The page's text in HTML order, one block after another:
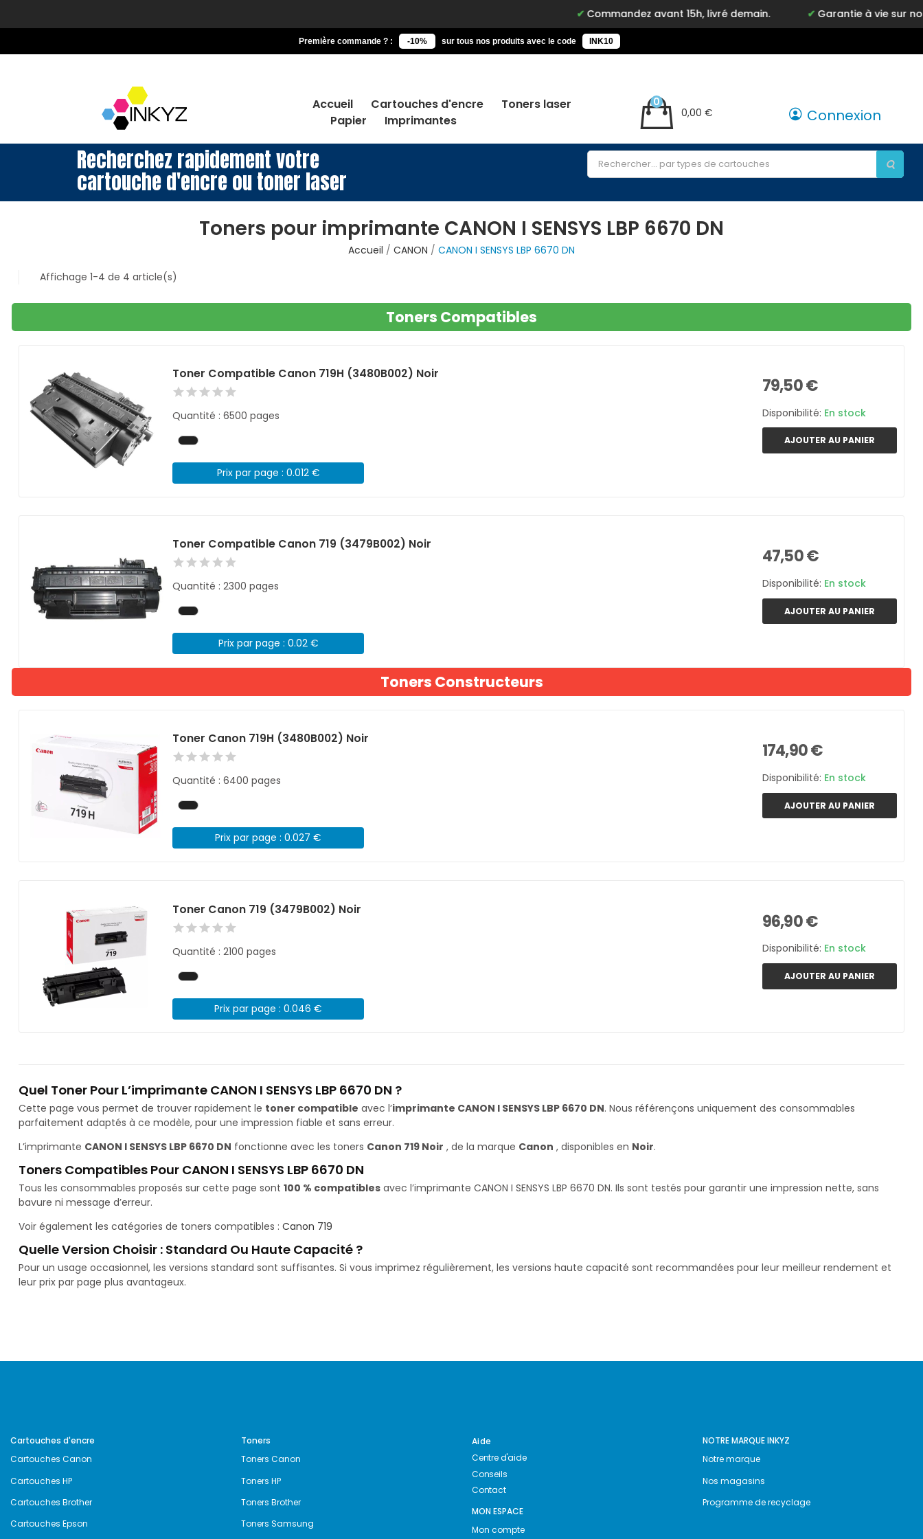
Commandez avant 15h, livré demain. Garantie à vie sur notre
Première commande ? : -10% sur tous nos produits avec le code INK10
Accueil Cartouches d'encre
Toners laser
Papier
Imprimantes
0,00 €
0
Connexion
Recherchez rapidement votre
cartouche d'encre ou toner laser
Toners pour imprimante CANON I SENSYS LBP 6670 DN
Accueil CANON
CANON I SENSYS LBP 6670 DN
Affichage 1-4 de 4 article(s)
Toners Compatibles
Toner Compatible Canon 719H (3480B002) Noir
Quantité : 6500 pages
Prix par page : 0.012 €
79,50 €
Disponibilité: En stock
AJOUTER AU PANIER
Toner Compatible Canon 719 (3479B002) Noir
Quantité : 2300 pages
Prix par page : 0.02 €
47,50 €
Disponibilité: En stock
AJOUTER AU PANIER
Toners Constructeurs
Toner Canon 719H (3480B002) Noir
Quantité : 6400 pages
Prix par page : 0.027 €
174,90 €
Disponibilité: En stock
AJOUTER AU PANIER
Toner Canon 719 (3479B002) Noir
Quantité : 2100 pages
Prix par page : 0.046 €
96,90 €
Disponibilité: En stock
AJOUTER AU PANIER
Quel Toner Pour L’imprimante CANON I SENSYS LBP 6670 DN ?
Cette page vous permet de trouver rapidement le toner compatible avec l’imprimante CANON I SENSYS LBP 6670 DN. Nous référençons uniquement des consommables
parfaitement adaptés à ce modèle, pour une impression fiable et sans erreur.
L’imprimante CANON I SENSYS LBP 6670 DN fonctionne avec les toners Canon 719 Noir , de la marque Canon , disponibles en Noir.
Toners Compatibles Pour CANON I SENSYS LBP 6670 DN
Tous les consommables proposés sur cette page sont 100 % compatibles avec l’imprimante CANON I SENSYS LBP 6670 DN. Ils sont testés pour garantir une impression nette, sans
bavure ni message d’erreur.
Voir également les catégories de toners compatibles : Canon 719
Quelle Version Choisir : Standard Ou Haute Capacité ?
Pour un usage occasionnel, les versions standard sont suffisantes. Si vous imprimez régulièrement, les versions haute capacité sont recommandées pour leur meilleur rendement et
leur prix par page plus avantageux.
Cartouches d'encre
Cartouches Canon
Cartouches HP
Cartouches Brother
Cartouches Epson
Toners
Toners Canon
Toners HP
Toners Brother
Toners Samsung
Aide
Centre d'aide
Conseils
Contact
MON ESPACE
Mon compte
NOTRE MARQUE INKYZ
Notre marque
Nos magasins
Programme de recyclage